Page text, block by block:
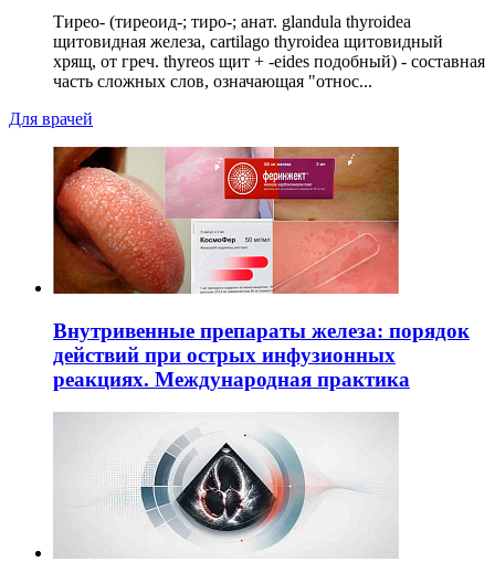
Тирео- (тиреоид-; тиро-; анат. glandula thyroidea
щитовидная железа, cartilago thyroidea щитовидный
хрящ, от греч. thyreos щит + -eides подобный) - составная
часть сложных слов, означающая "относ...
Для врачей
Внутривенные препараты железа: порядок
действий при острых инфузионных
реакциях. Международная практика